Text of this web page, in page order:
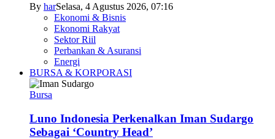
By harSelasa, 4 Agustus 2026, 07:16
Ekonomi & Bisnis
Ekonomi Rakyat
Sektor Riil
Perbankan & Asuransi
Energi
BURSA & KORPORASI
Bursa
Luno Indonesia Perkenalkan Iman Sudargo
Sebagai ‘Country Head’